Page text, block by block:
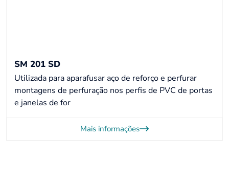
SM 201 SD
Utilizada para aparafusar aço de reforço e perfurar
montagens de perfuração nos perfis de PVC de portas
e janelas de for
Mais informações